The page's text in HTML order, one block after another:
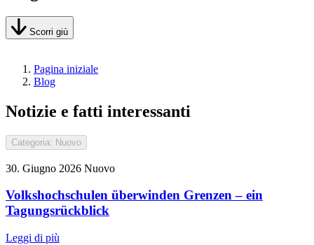
Scorri giù
Pagina iniziale
Blog
Notizie e fatti interessanti
Categoria: Nuovo
30. Giugno 2026 Nuovo
Volkshochschulen überwinden Grenzen – ein
Tagungsrückblick
Leggi di più